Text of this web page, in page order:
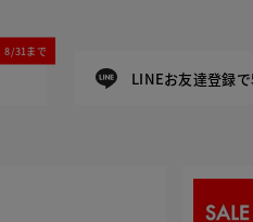
8/31まで
LINEお友達登録で